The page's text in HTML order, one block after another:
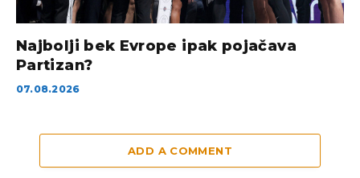
Najbolji bek Evrope ipak pojačava
Partizan?
07.08.2026
ADD A COMMENT